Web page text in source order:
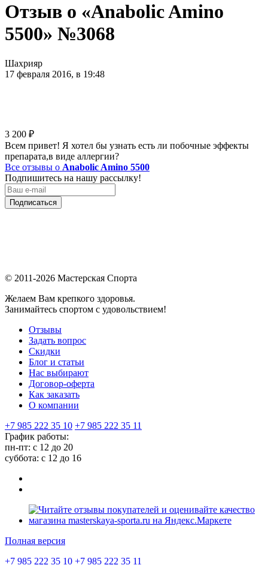
Отзыв о «Anabolic Amino
5500» №3068
Шахрияр
17 февраля 2016, в 19:48
3 200 ₽
Всем привет! Я хотел бы узнать есть ли побочные эффекты
препарата,в виде аллергии?
Все отзывы о Anabolic Amino 5500
Подпишитесь на нашу рассылку!
Подписаться
© 2011-2026 Мастерская Спорта
Желаем Вам крепкого здоровья.
Занимайтесь спортом с удовольствием!
Отзывы
Задать вопрос
Скидки
Блог и статьи
Нас выбирают
Договор-оферта
Как заказать
О компании
+7 985 222 35 10 +7 985 222 35 11
График работы:
пн-пт: с 12 до 20
суббота: c 12 до 16
Полная версия
+7 985 222 35 10 +7 985 222 35 11